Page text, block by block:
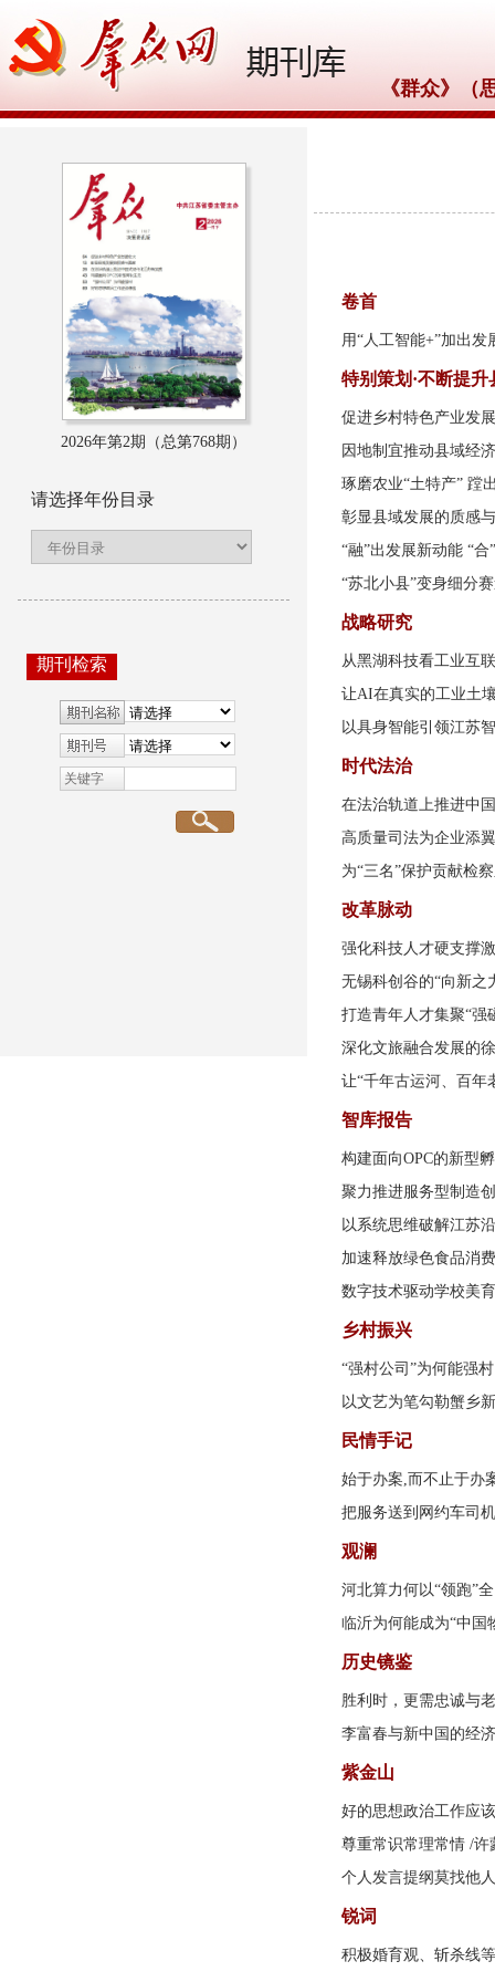
《群众》（
2026年第2期（总第768期）
请选择年份目录
期刊检索
关键字
卷首
用“人工智能+”加出发
特别策划·不断提
促进乡村特色产业发
因地制宜推动县域经
琢磨农业“土特产” 蹚
彰显县域发展的质感
“融”出发展新动能 “
“苏北小县”变身细分
战略研究
从黑湖科技看工业互
让AI在真实的工业土
以具身智能引领江苏
时代法治
在法治轨道上推进中
高质量司法为企业添
为“三名”保护贡献检
改革脉动
强化科技人才硬支撑
无锡科创谷的“向新之
打造青年人才集聚“强
深化文旅融合发展的
让“千年古运河、百年
智库报告
构建面向OPC的新型
聚力推进服务型制造
以系统思维破解江苏
加速释放绿色食品消
数字技术驱动学校美
乡村振兴
“强村公司”为何能强村
以文艺为笔勾勒蟹乡
民情手记
始于办案,而不止于办
把服务送到网约车司
观澜
河北算力何以“领跑”
临沂为何能成为“中国
历史镜鉴
胜利时，更需忠诚与
李富春与新中国的经
紫金山
好的思想政治工作应
尊重常识常理常情 /许
个人发言提纲莫找他
锐词
积极婚育观、斩杀线